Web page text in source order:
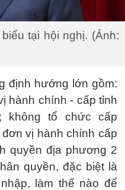
tại hội nghị. (Ảnh:
định hướng lớn gồm:
hành chính - cấp tỉnh
không tổ chức cấp
vị hành chính cấp
quyền địa phương 2
quyền, đặc biệt là
làm thế nào để